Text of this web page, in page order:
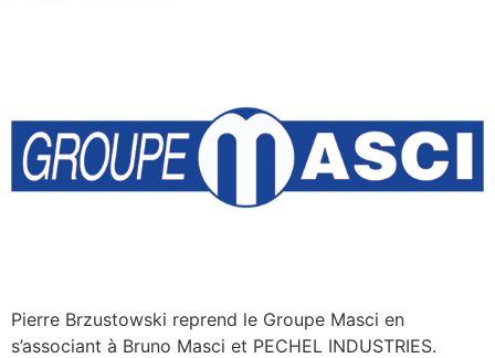
Pierre Brzustowski reprend le Groupe Masci en
s’associant à Bruno Masci et PECHEL INDUSTRIES.